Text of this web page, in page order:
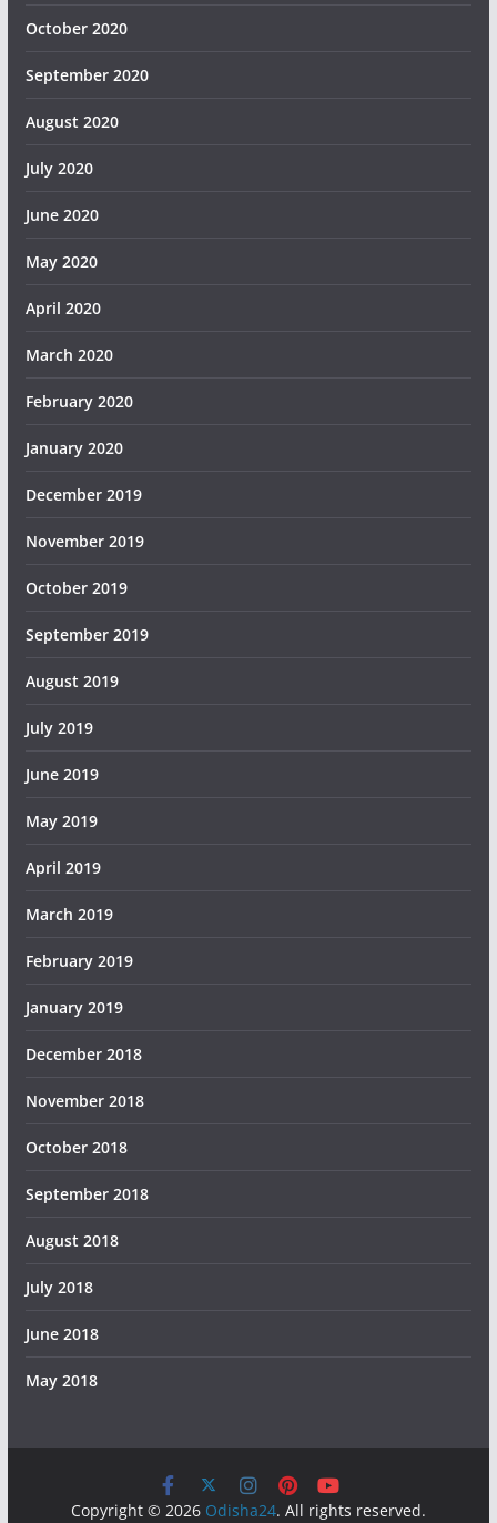
October 2020
September 2020
August 2020
July 2020
June 2020
May 2020
April 2020
March 2020
February 2020
January 2020
December 2019
November 2019
October 2019
September 2019
August 2019
July 2019
June 2019
May 2019
April 2019
March 2019
February 2019
January 2019
December 2018
November 2018
October 2018
September 2018
August 2018
July 2018
June 2018
May 2018
Copyright © 2026 Odisha24. All rights reserved.